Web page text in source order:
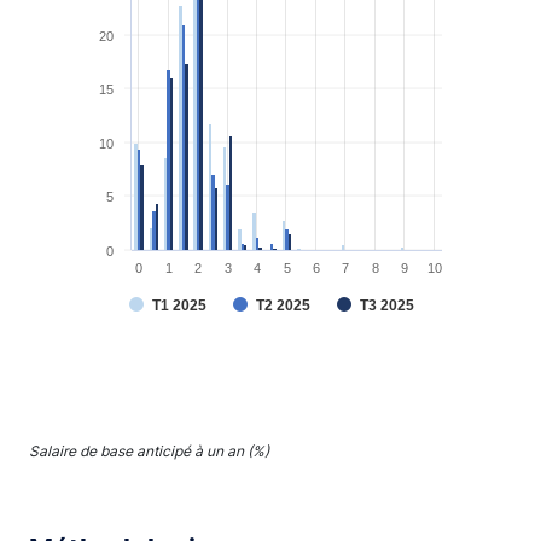
T1 2025 T2 2025 T3 2025
0 1 2 3 4 5 6 7 8 9 10
0
5
10
15
20
Salaire de base anticipé à un an (%)